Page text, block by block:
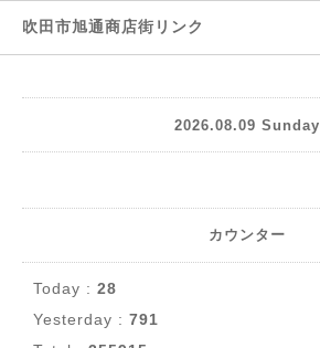
吹田市旭通商店街リンク
2026.08.09 Sunday
カウンター
Today : 28
Yesterday : 791